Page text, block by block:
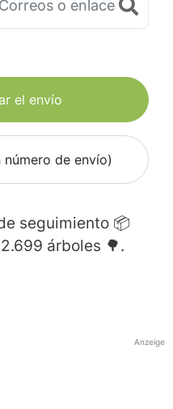
el envío
de envío)
seguimiento 📦
árboles 🌳.
Anzeige